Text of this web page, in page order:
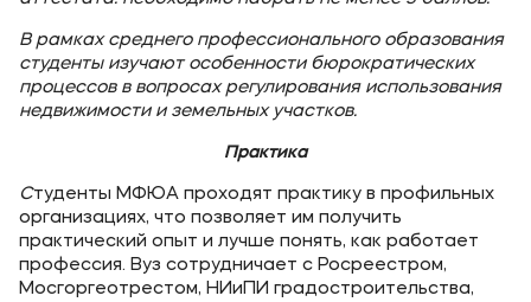
В рамках среднего профессионального образования
студенты изучают особенности бюрократических
процессов в вопросах регулирования использования
недвижимости и земельных участков.
Практика
Студенты МФЮА проходят практику в профильных
организациях, что позволяет им получить
практический опыт и лучше понять, как работает
профессия. Вуз сотрудничает с Росреестром,
Мосгоргеотрестом, НИиПИ градостроительства,